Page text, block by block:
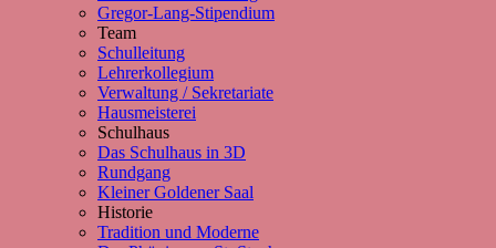
Gregor-Lang-Stipendium
Team
Schulleitung
Lehrerkollegium
Verwaltung / Sekretariate
Hausmeisterei
Schulhaus
Das Schulhaus in 3D
Rundgang
Kleiner Goldener Saal
Historie
Tradition und Moderne